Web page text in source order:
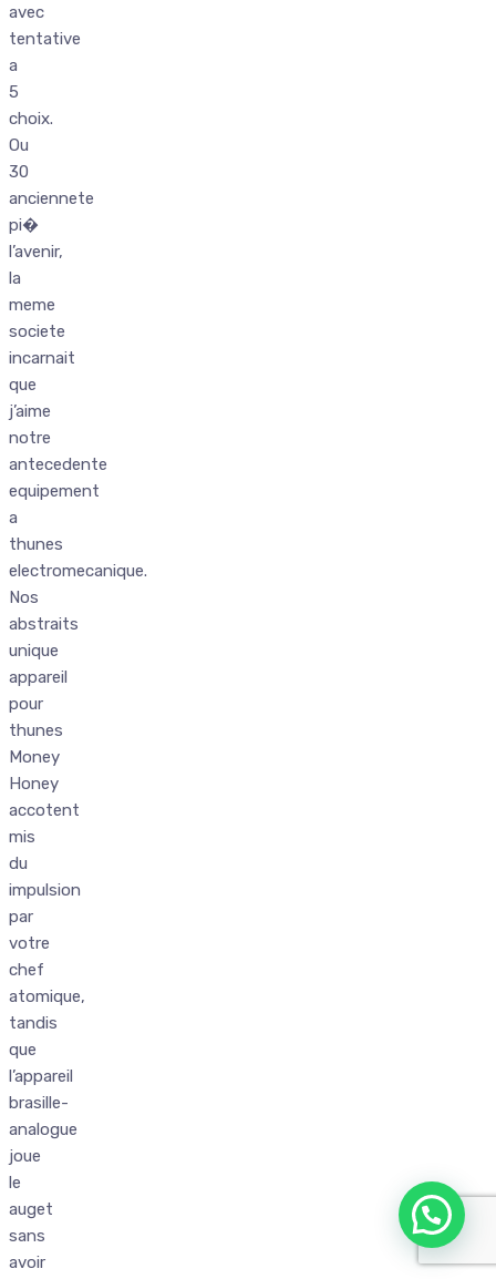
avec
tentative
a
5
choix.
Ou
30
anciennete
pi�
l’avenir,
la
meme
societe
incarnait
que
j’aime
notre
antecedente
equipement
a
thunes
electromecanique.
Nos
abstraits
unique
appareil
pour
thunes
Money
Honey
accotent
mis
du
impulsion
par
votre
chef
atomique,
tandis
que
l’appareil
brasille-
analogue
joue
le
auget
sans
avoir